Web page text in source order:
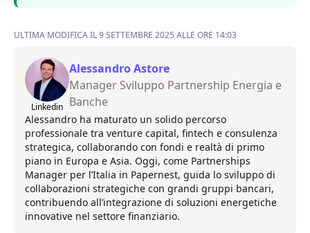
ULTIMA MODIFICA IL 9 SETTEMBRE 2025 ALLE ORE 14:03
Linkedin
Alessandro Astore
Manager Sviluppo Partnership Energia e
Banche
Alessandro ha maturato un solido percorso
professionale tra venture capital, fintech e consulenza
strategica, collaborando con fondi e realtà di primo
piano in Europa e Asia. Oggi, come Partnerships
Manager per l’Italia in Papernest, guida lo sviluppo di
collaborazioni strategiche con grandi gruppi bancari,
contribuendo all’integrazione di soluzioni energetiche
innovative nel settore finanziario.